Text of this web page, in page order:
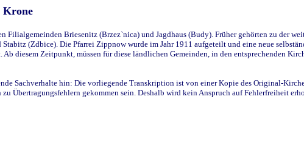
Krone
Briesenitz (Brzez`nica) und Jagdhaus (Budy). Früher gehörten zu der
(Zdbice). Die Pfarrei Zippnow wurde im Jahr 1911 aufgeteilt und eine neue
diesem Zeitpunkt, müssen für diese ländlichen Gemeinden, in den entsprechenden
Sachverhalte hin: Die vorliegende Transkription ist von einer Kopie des Original-
Übertragungsfehlern gekommen sein. Deshalb wird kein Anspruch auf Fehlerfreiheit